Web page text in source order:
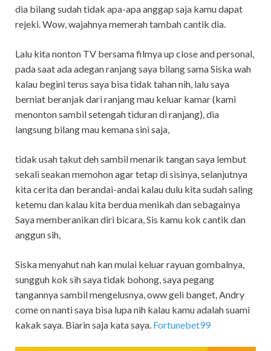
dia bilang sudah tidak apa-apa anggap saja kamu dapat
rejeki. Wow, wajahnya memerah tambah cantik dia.
Lalu kita nonton TV bersama filmya up close and personal,
pada saat ada adegan ranjang saya bilang sama Siska wah
kalau begini terus saya bisa tidak tahan nih, lalu saya
berniat beranjak dari ranjang mau keluar kamar (kami
menonton sambil setengah tiduran di ranjang), dia
langsung bilang mau kemana sini saja,
tidak usah takut deh sambil menarik tangan saya lembut
sekali seakan memohon agar tetap di sisinya, selanjutnya
kita cerita dan berandai-andai kalau dulu kita sudah saling
ketemu dan kalau kita berdua menikah dan sebagainya
Saya memberanikan diri bicara, Sis kamu kok cantik dan
anggun sih,
Siska menyahut nah kan mulai keluar rayuan gombalnya,
sungguh kok sih saya tidak bohong, saya pegang
tangannya sambil mengelusnya, oww geli banget, Andry
come on nanti saya bisa lupa nih kalau kamu adalah suami
kakak saya. Biarin saja kata saya. Fortunebet99